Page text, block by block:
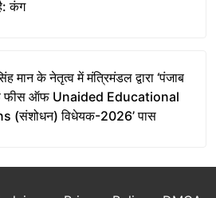
कंग
मान के नेतृत्व में मंत्रिमंडल द्वारा ‘पंजाब
ऑफ Unaided Educational
(संशोधन) विधेयक-2026’ पास